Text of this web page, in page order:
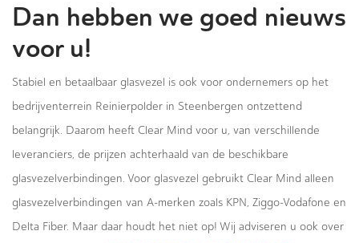
Dan hebben we goed nieuws
voor u!
Stabiel en betaalbaar glasvezel is ook voor ondernemers op het
bedrijventerrein Reinierpolder in Steenbergen ontzettend
belangrijk. Daarom heeft Clear Mind voor u, van verschillende
leveranciers, de prijzen achterhaald van de beschikbare
glasvezelverbindingen. Voor glasvezel gebruikt Clear Mind alleen
glasvezelverbindingen van A-merken zoals KPN, Ziggo-Vodafone en
Delta Fiber. Maar daar houdt het niet op! Wij adviseren u ook over